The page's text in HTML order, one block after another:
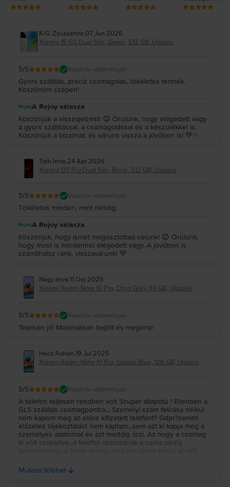
K-G. Zsuzsanna,07 Jun 2026
Xiaomi 15 5G Dual Sim, Green, 512 GB, Újszerű
5/5 Vásárlói vélemények
Gyors szállítás, precíz csomagolás, tökéletes termék.
Köszönöm szépen!
A Rejoy válasza
Köszönjük a visszajelzést! 😊 Örülünk, hogy elégedett vagy
a gyors szállítással, a csomagolással és a készülékkel is.
Köszönjük a bizalmat, és várunk vissza a jövőben is! 💚✨
Tóth Imre,24 Apr 2026
Xiaomi 13T Pro Dual Sim, Black, 512 GB, Újszerű
5/5 Vásárlói vélemények
Tökéletes minden, mint mindig.
A Rejoy válasza
Köszönjük, hogy ismét megosztottad velünk! 😊 Örülünk,
hogy most is mindennel elégedett vagy. A jövőben is
számíthatsz ránk, visszavárunk! 💚
Nagy Imre,11 Oct 2025
Xiaomi Redmi Note 10 Pro, Onyx Gray, 64 GB, Újszerű
5/5 Vásárlói vélemények
Teljesen jó! Maximálisan bejött és megérte!
Hecz Adrián,19 Jul 2025
Xiaomi Redmi Note 10 Pro, Glacier Blue, 128 GB, Újszerű
5/5 Vásárlói vélemények
A telefon teljesen rendben volt Szuper állapotú ! Ellenben a
GLS szállítás csomagpontra... Személyi szám felírása nélkül
nem kapom meg az előre kifizetett telefont? Gdpr?semmi
előzetes tájékoztatást nem kaptam...sem azt ki kapja meg a
személyes adatomat és azt meddig őrzi. Az hogy a csomag
ki volt szakadva...a telefon dobozának a sarka pedig
módon engem zavart ki a csomagpont tulaj... mondván szó
szerint hogy ne magyarázzak és huzzak ki a boltból. Ennek
Mutass többet